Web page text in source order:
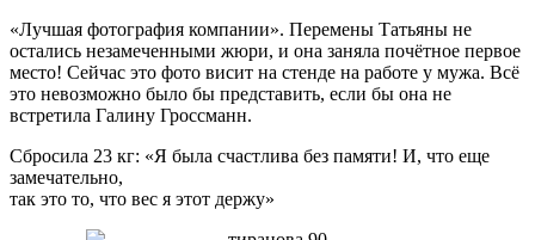
«Лучшая фотография компании». Перемены Татьяны не
остались незамеченными жюри, и она заняла почётное первое
место! Сейчас это фото висит на стенде на работе у мужа. Всё
это невозможно было бы представить, если бы она не
встретила Галину Гроссманн.
Сбросила 23 кг: «Я была счастлива без памяти! И, что еще
замечательно,
так это то, что вес я этот держу»